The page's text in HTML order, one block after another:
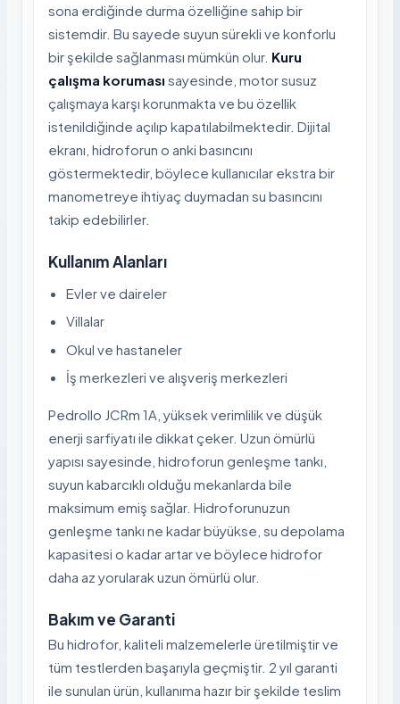
sona erdiğinde durma özelliğine sahip bir
sistemdir. Bu sayede suyun sürekli ve konforlu
bir şekilde sağlanması mümkün olur. Kuru
çalışma koruması sayesinde, motor susuz
çalışmaya karşı korunmakta ve bu özellik
istenildiğinde açılıp kapatılabilmektedir. Dijital
ekranı, hidroforun o anki basıncını
göstermektedir, böylece kullanıcılar ekstra bir
manometreye ihtiyaç duymadan su basıncını
takip edebilirler.
Kullanım Alanları
Evler ve daireler
Villalar
Okul ve hastaneler
İş merkezleri ve alışveriş merkezleri
Pedrollo JCRm 1A, yüksek verimlilik ve düşük
enerji sarfiyatı ile dikkat çeker. Uzun ömürlü
yapısı sayesinde, hidroforun genleşme tankı,
suyun kabarcıklı olduğu mekanlarda bile
maksimum emiş sağlar. Hidroforunuzun
genleşme tankı ne kadar büyükse, su depolama
kapasitesi o kadar artar ve böylece hidrofor
daha az yorularak uzun ömürlü olur.
Bakım ve Garanti
Bu hidrofor, kaliteli malzemelerle üretilmiştir ve
tüm testlerden başarıyla geçmiştir. 2 yıl garanti
ile sunulan ürün, kullanıma hazır bir şekilde teslim